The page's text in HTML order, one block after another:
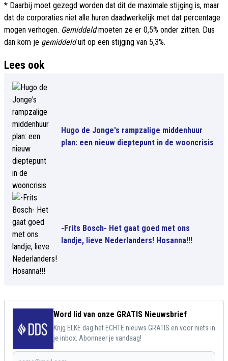
* Daarbij moet gezegd worden dat dit de maximale stijging is, maar
dat de corporaties niet alle huren daadwerkelijk met dat percentage
mogen verhogen. Gemiddeldmoeten ze er 0,5% onder zitten. Dus
dan kom je gemiddelduit op een stijging van 5,3%.
Lees ook
Hugo de Jonge's rampzalige middenhuur
plan: een nieuw dieptepunt in de wooncrisis
-Frits Bosch- Het gaat goed met ons
landje, lieve Nederlanders! Hosanna!!!
Word lid van onze GRATIS Nieuwsbrief
Krijg ELKE dag het ECHTE nieuws GRATIS en voor niets in
je inbox. Abonneer je vandaag!